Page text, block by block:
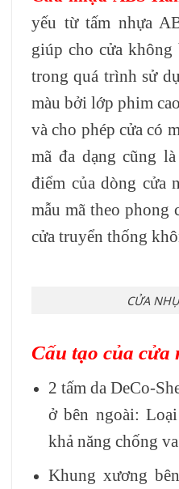
yếu từ tấm nhựa
giúp cho cửa
trong quá trình sử
màu bởi lớp phim
và cho phép cửa có
mã đa dạng cũng
điểm của dòng cửa
mẫu mã theo phong
cửa truyển thống
CỬA
Cấu tạo của cửa
2 tấm da DeCo-
ở bên ngoài:
khả năng chống
Khung xương